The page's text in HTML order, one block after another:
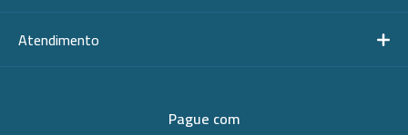
Atendimento
Pague com